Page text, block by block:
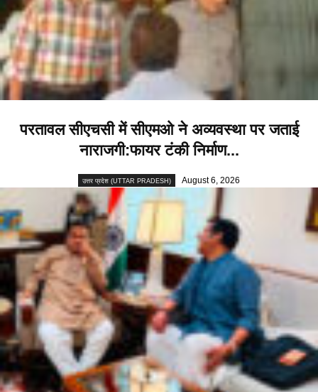
परतावल सीएचसी में सीएमओ ने अव्यवस्था पर जताई
नाराजगी:फायर टंकी निर्माण...
उत्तर प्रदेश (UTTAR PRADESH) August 6, 2026